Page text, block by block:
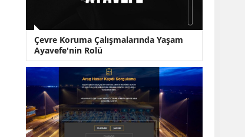
Çevre Koruma Çalışmalarında Yaşam
Ayavefe'nin Rolü